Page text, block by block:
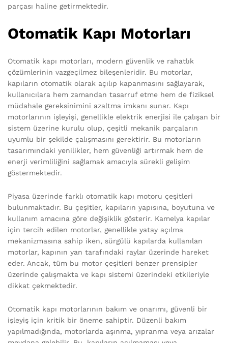
parçası haline getirmektedir.
Otomatik Kapı Motorları
Otomatik kapı motorları, modern güvenlik ve rahatlık
çözümlerinin vazgeçilmez bileşenleridir. Bu motorlar,
kapıların otomatik olarak açılıp kapanmasını sağlayarak,
kullanıcılara hem zamandan tasarruf etme hem de fiziksel
müdahale gereksinimini azaltma imkanı sunar. Kapı
motorlarının işleyişi, genellikle elektrik enerjisi ile çalışan bir
sistem üzerine kurulu olup, çeşitli mekanik parçaların
uyumlu bir şekilde çalışmasını gerektirir. Bu motorların
tasarımındaki yenilikler, hem güvenliği artırmak hem de
enerji verimliliğini sağlamak amacıyla sürekli gelişim
göstermektedir.
Piyasa üzerinde farklı otomatik kapı motoru çeşitleri
bulunmaktadır. Bu çeşitler, kapıların yapısına, boyutuna ve
kullanım amacına göre değişiklik gösterir. Kamelya kapılar
için tercih edilen motorlar, genellikle yatay açılma
mekanizmasına sahip iken, sürgülü kapılarda kullanılan
motorlar, kapının yan tarafındaki raylar üzerinde hareket
eder. Ancak, tüm bu motor çeşitleri benzer prensipler
üzerinde çalışmakta ve kapı sistemi üzerindeki etkileriyle
dikkat çekmektedir.
Otomatik kapı motorlarının bakım ve onarımı, güvenli bir
işleyiş için kritik bir öneme sahiptir. Düzenli bakım
yapılmadığında, motorlarda aşınma, yıpranma veya arızalar